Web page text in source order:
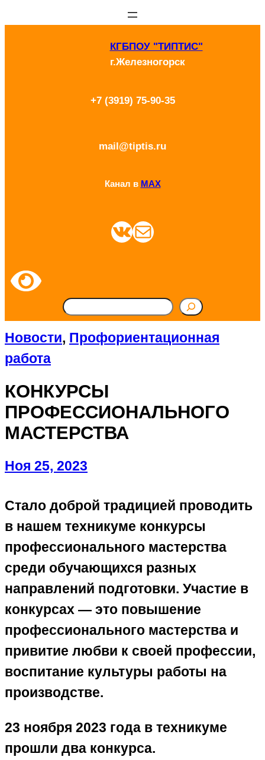
КГБПОУ "ТИПТИС"
г.Железногорск
+7 (3919) 75-90-35
mail@tiptis.ru
Канал в MAX
ВКонтакте Почта
П
и
к
Новости, Профориентационная
работа
КОНКУРСЫ
ПРОФЕССИОНАЛЬНОГО
МАСТЕРСТВА
Ноя 25, 2023
Стало доброй традицией проводить
в нашем техникуме конкурсы
профессионального мастерства
среди обучающихся разных
направлений подготовки. Участие в
конкурсах — это повышение
профессионального мастерства и
привитие любви к своей профессии,
воспитание культуры работы на
производстве.
23 ноября 2023 года в техникуме
прошли два конкурса.